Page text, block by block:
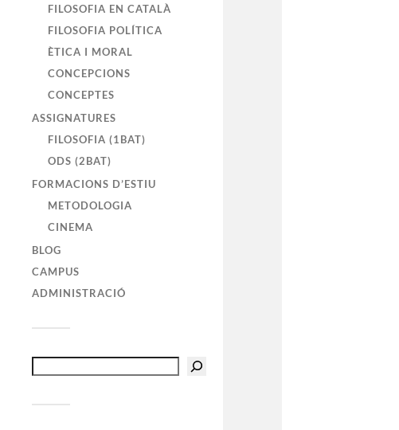
FILOSOFIA EN CATALÀ
FILOSOFIA POLÍTICA
ÈTICA I MORAL
CONCEPCIONS
CONCEPTES
ASSIGNATURES
FILOSOFIA (1BAT)
ODS (2BAT)
FORMACIONS D’ESTIU
METODOLOGIA
CINEMA
BLOG
CAMPUS
ADMINISTRACIÓ